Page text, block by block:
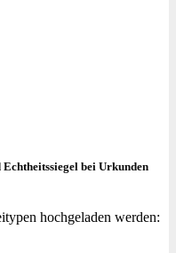
bei Urkunden
hochgeladen werden: